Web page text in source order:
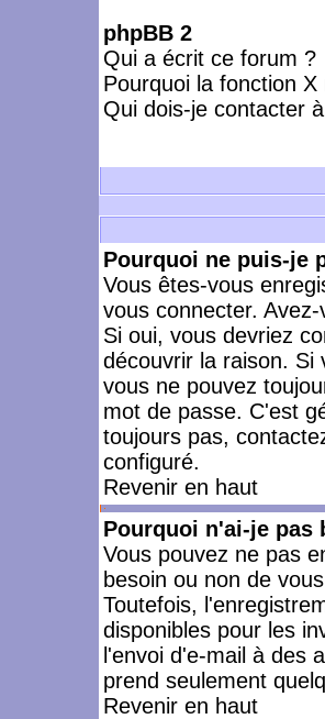
phpBB 2
Qui a écrit ce forum ?
Pourquoi la fonction
Qui dois-je contacter
Pourquoi ne puis-je
Vous êtes-vous
vous connecter.
Si oui, vous devriez
découvrir la raison. Si
vous ne pouvez
mot de passe. C'est
toujours pas,
configuré.
Revenir en haut
Pourquoi n'ai-je pas
Vous pouvez ne pas
besoin ou non de
Toutefois,
disponibles pour les
l'envoi d'e-mail à des
prend seulement
Revenir en haut